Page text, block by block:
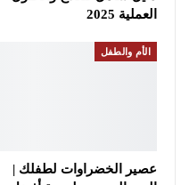
العملية 2025
الأم والطفل
عصير الخضراوات لطفلك |